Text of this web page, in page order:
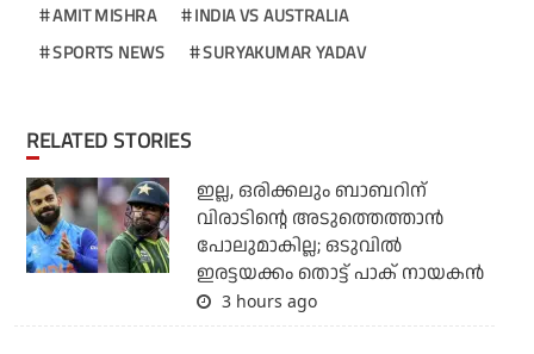
AMIT MISHRA
INDIA VS AUSTRALIA
SPORTS NEWS
SURYAKUMAR YADAV
RELATED STORIES
ഇല്ല, ഒരിക്കലും ബാബറിന്
വിരാടിന്റെ അടുത്തെത്താന്‍
പോലുമാകില്ല; ഒടുവില്‍
ഇരട്ടയക്കം തൊട്ട് പാക് നായകന്‍
3 hours ago